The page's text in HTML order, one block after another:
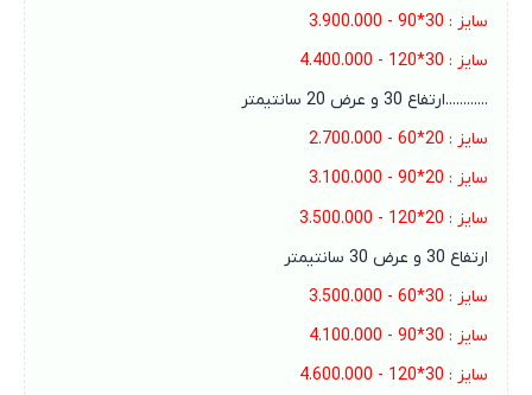
سایز : 30*90 - 3.900.000
سایز : 30
*
120 - 4.400.000
............ارتفاع 30 و عرض 20 سانتیمتر
سایز : 20*60 - 2.700.000
سایز : 20*90 - 3.100.000
سایز : 20*120 - 3.500.000
ارتفاع 30 و عرض 30 سانتیمتر
سایز : 30*60 - 3.500.000
سایز : 30*90 - 4.100.000
سایز : 30*120 - 4.600.000